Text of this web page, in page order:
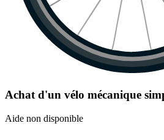
Achat d'un vélo mécanique
Aide non disponible